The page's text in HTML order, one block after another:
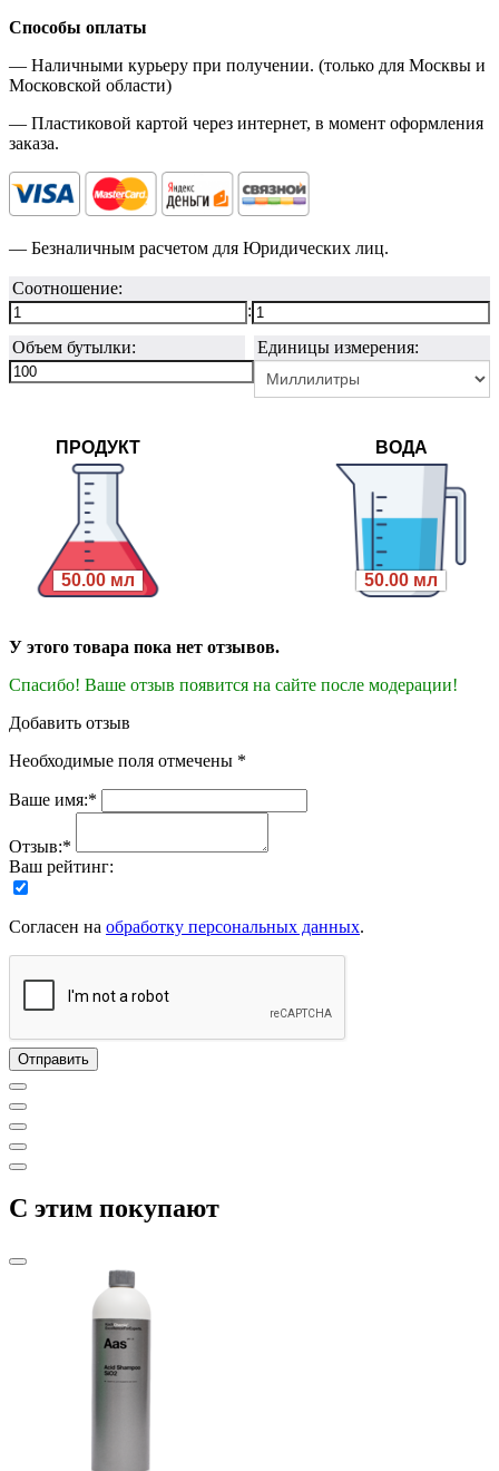
Способы оплаты
— Наличными курьеру при получении. (только для Москвы и
Московской области)
— Пластиковой картой через интернет, в момент оформления
заказа.
— Безналичным расчетом для Юридических лиц.
Соотношение:
:
Объем бутылки:
Единицы измерения:
ПРОДУКТ
50.00 мл
ВОДА
50.00 мл
У этого товара пока нет отзывов.
Спасибо! Ваше отзыв появится на сайте после модерации!
Добавить отзыв
Необходимые поля отмечены *
Ваше имя:*
Отзыв:*
Ваш рейтинг:
Согласен на обработку персональных данных.
C этим покупают